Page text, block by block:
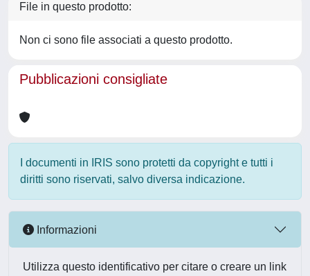
File in questo prodotto:
Non ci sono file associati a questo prodotto.
Pubblicazioni consigliate
I documenti in IRIS sono protetti da copyright e tutti i
diritti sono riservati, salvo diversa indicazione.
Informazioni
Utilizza questo identificativo per citare o creare un link